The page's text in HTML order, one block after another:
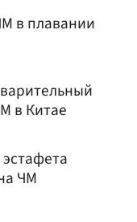
в плавании
в Китае
ЧМ